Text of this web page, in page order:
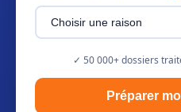
✓ 50 000+ dossiers
Préparer